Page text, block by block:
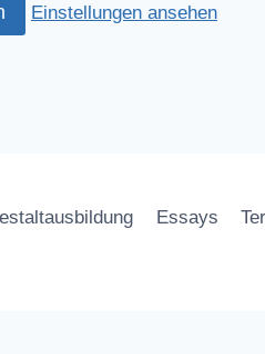
Einstellungen ansehen
Essays